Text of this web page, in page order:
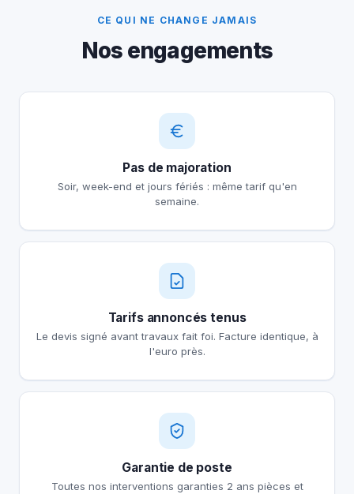
CE QUI NE CHANGE JAMAIS
Nos engagements
Pas de majoration
Soir, week-end et jours fériés : même tarif qu'en
semaine.
Tarifs annoncés tenus
Le devis signé avant travaux fait foi. Facture identique, à
l'euro près.
Garantie de poste
Toutes nos interventions garanties 2 ans pièces et